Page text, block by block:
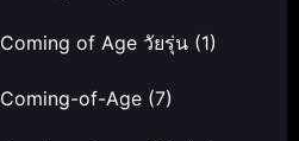
Coming of Age วัยรุ่น (1)
Coming-of-Age (7)